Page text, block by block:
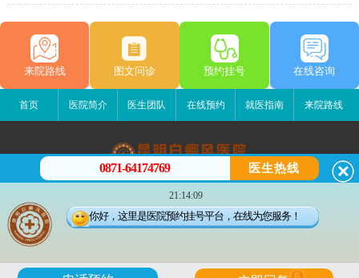
来院路线 图文问诊 预约挂号 在线咨询
首页 医院简介 医生团队 在线预约 就医指南 来院路线
昆明白癜风医院
昆明市五华区护国路2号
版权所有：昆明白癜风医院
滇公安备 53010202000563号
0871-64174769 医生热线
21:14:09
你好，这里是医院预约挂号平台，在线为您服务！